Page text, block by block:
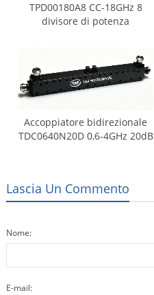
TPD00180A8 CC-18GHz 8
divisore di potenza
Accoppiatore bidirezionale
TDC0640N20D 0,6-4GHz 20dB
Lascia Un Commento
Nome:
E-mail: